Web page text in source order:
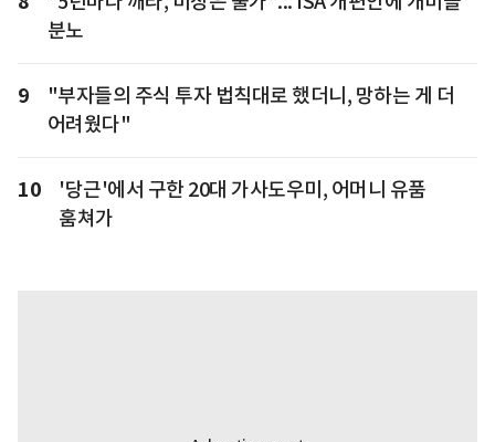
분노
9
"부자들의 주식 투자 법칙대로 했더니, 망하는 게 더
어려웠다"
10
'당근'에서 구한 20대 가사도우미, 어머니 유품
훔쳐가